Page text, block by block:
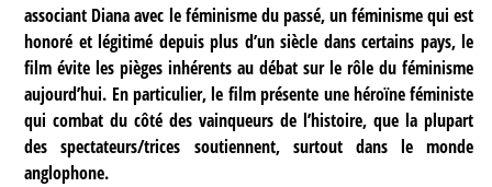
associant Diana avec le féminisme du passé, un féminisme qui est
honoré et légitimé depuis plus d’un siècle dans certains pays, le
film évite les pièges inhérents au débat sur le rôle du féminisme
aujourd’hui. En particulier, le film présente une héroïne féministe
qui combat du côté des vainqueurs de l’histoire, que la plupart
des spectateurs/trices soutiennent, surtout dans le monde
anglophone.